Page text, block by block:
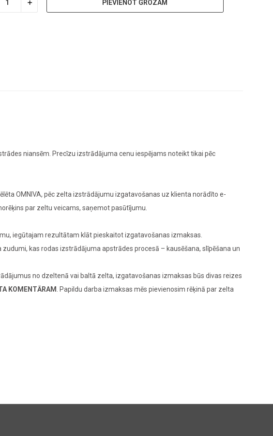
PIEVIENOT GROZAM
niansēm. Precīzu izstrādājuma cenu iespējams noteikt tikai pēc
OMNIVA, pēc zelta izstrādājumu izgatavošanas uz klienta norādīto e-
par zeltu veicams, saņemot pasūtījumu.
iegūtajam rezultātam klāt pieskaitot izgatavošanas izmaksas.
kas rodas izstrādājuma apstrādes procesā – kausēšana, slīpēšana un
no dzeltenā vai baltā zelta, izgatavošanas izmaksas būs divas reizes
KOMENTĀRAM . Papildu darba izmaksas mēs pievienosim rēķinā par zelta